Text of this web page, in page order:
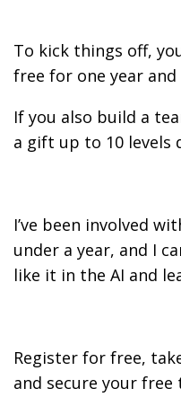
To kick things off,
free for one year and
If you also build a
a gift up to 10 levels
I’ve been involved
under a year, and I
like it in the AI and
Register for free,
and secure your free